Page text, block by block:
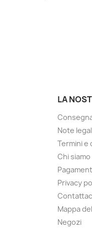
LA
Note
Termini e
Chi siamo
Privacy
Mappa
Negozi